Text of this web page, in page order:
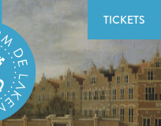
TICKETS